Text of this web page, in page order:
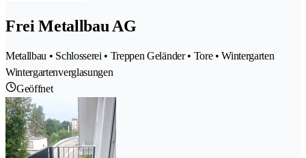
Frei Metallbau AG
Metallbau • Schlosserei • Treppen Geländer • Tore • Wintergarten
Wintergartenverglasungen
Geöffnet